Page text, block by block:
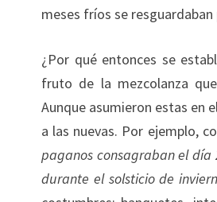
meses fríos se
¿Por qué entonces se
fruto de la mezcolanza
Aunque asumieron estas en
a las nuevas. Por ejemplo,
paganos consagraban el día
durante el solsticio de